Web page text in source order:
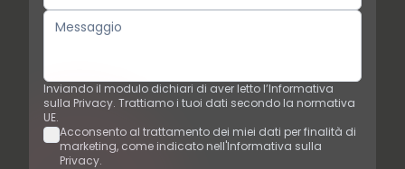
Inviando il modulo dichiari di aver letto l’Informativa
sulla Privacy. Trattiamo i tuoi dati secondo la normativa
UE.
Acconsento al trattamento dei miei dati per finalità di
marketing, come indicato nell'Informativa sulla
Privacy.